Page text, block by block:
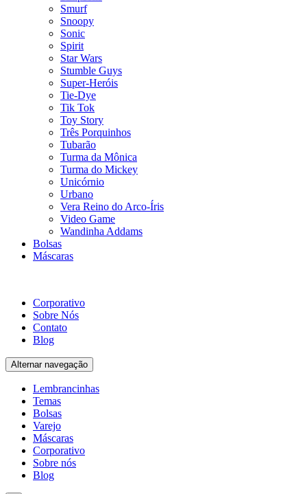
Smurf
Snoopy
Sonic
Spirit
Star Wars
Stumble Guys
Super-Heróis
Tie-Dye
Tik Tok
Toy Story
Três Porquinhos
Tubarão
Turma da Mônica
Turma do Mickey
Unicórnio
Urbano
Vera Reino do Arco-Íris
Video Game
Wandinha Addams
Bolsas
Máscaras
Corporativo
Sobre Nós
Contato
Blog
Alternar navegação
Lembrancinhas
Temas
Bolsas
Varejo
Máscaras
Corporativo
Sobre nós
Blog